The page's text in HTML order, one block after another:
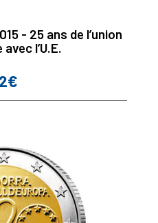
- 25 ans de l’union
l’U.E.